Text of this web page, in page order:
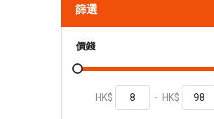
篩選
價錢
HK$ - HK$